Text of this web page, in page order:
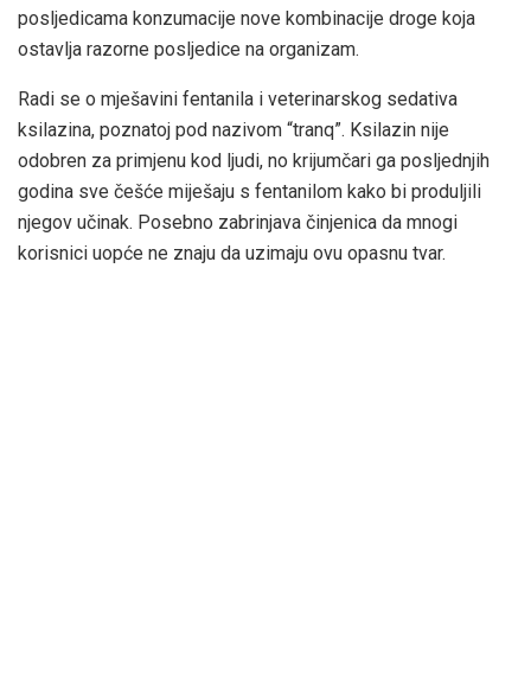
posljedicama konzumacije nove kombinacije droge koja
ostavlja razorne posljedice na organizam.
Radi se o mješavini fentanila i veterinarskog sedativa
ksilazina, poznatoj pod nazivom “tranq”. Ksilazin nije
odobren za primjenu kod ljudi, no krijumčari ga posljednjih
godina sve češće miješaju s fentanilom kako bi produljili
njegov učinak. Posebno zabrinjava činjenica da mnogi
korisnici uopće ne znaju da uzimaju ovu opasnu tvar.